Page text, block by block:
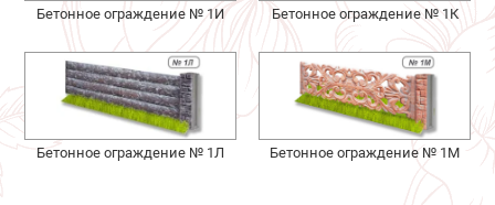
Бетонное ограждение № 1И Бетонное ограждение № 1К
Бетонное ограждение № 1Л Бетонное ограждение № 1М